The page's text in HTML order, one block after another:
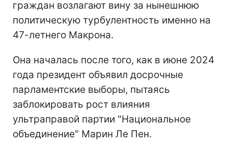
граждан возлагают вину за нынешнюю
политическую турбулентность именно на
47-летнего Макрона.
Она началась после того, как в июне 2024
года президент объявил досрочные
парламентские выборы, пытаясь
заблокировать рост влияния
ультраправой партии "Национальное
объединение" Марин Ле Пен.